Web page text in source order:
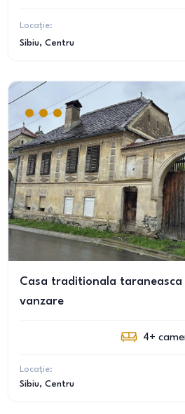
Locație:
Sibiu, Centru
Casa traditionala taraneasca
vanzare
4+
Locație:
Sibiu, Centru